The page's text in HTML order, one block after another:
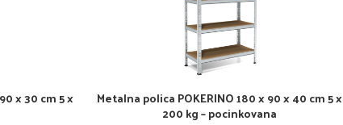
x 30 cm 5 x Metalna polica POKERINO 180 x 90 x 40 cm 5 x
200 kg – pocinkovana